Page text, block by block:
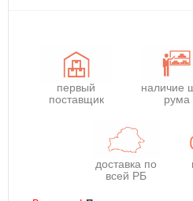
первый
поставщик
наличие
рума
доставка по
всей РБ